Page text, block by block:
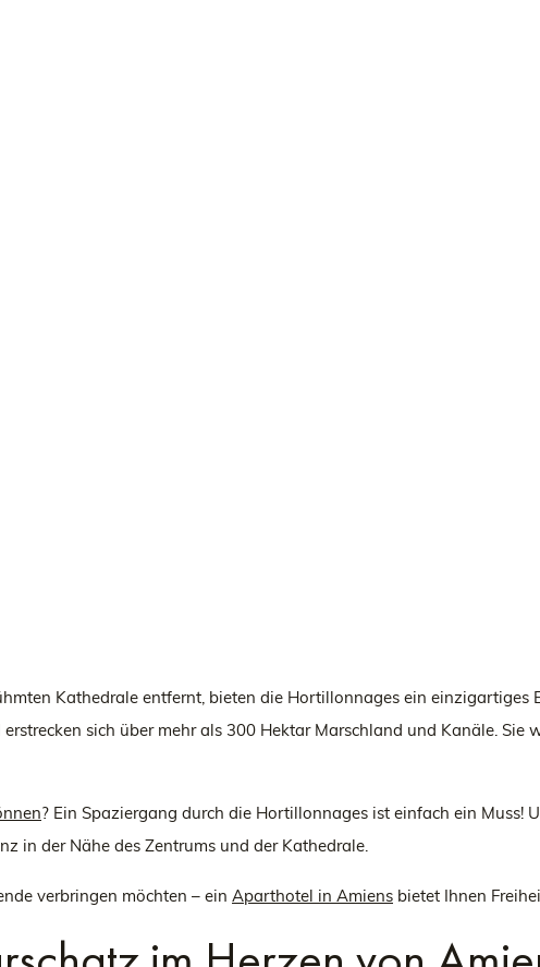
Kathedrale entfernt, bieten die Hortillonnages ein einzigartiges
sich über mehr als 300 Hektar Marschland und Kanäle. Sie
? Ein Spaziergang durch die Hortillonnages ist einfach ein Muss!
in der Nähe des Zentrums und der Kathedrale.
verbringen möchten – ein Aparthotel in Amiens bietet Ihnen